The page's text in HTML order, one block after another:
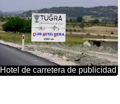
Hotel de carretera de publicidad